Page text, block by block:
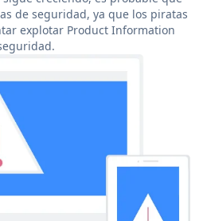
de seguridad, ya que los piratas
explotar Product Information